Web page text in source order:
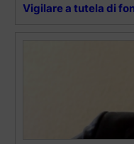
Vigilare a tutela di